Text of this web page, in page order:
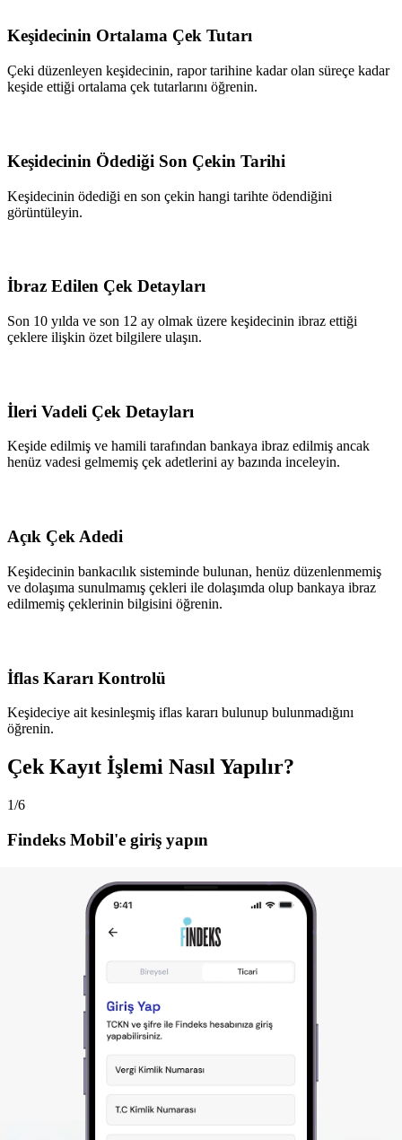
Keşidecinin Ortalama Çek Tutarı
Çeki düzenleyen keşidecinin, rapor tarihine kadar olan süreçe kadar
keşide ettiği ortalama çek tutarlarını öğrenin.
Keşidecinin Ödediği Son Çekin Tarihi
Keşidecinin ödediği en son çekin hangi tarihte ödendiğini
görüntüleyin.
İbraz Edilen Çek Detayları
Son 10 yılda ve son 12 ay olmak üzere keşidecinin ibraz ettiği
çeklere ilişkin özet bilgilere ulaşın.
İleri Vadeli Çek Detayları
Keşide edilmiş ve hamili tarafından bankaya ibraz edilmiş ancak
henüz vadesi gelmemiş çek adetlerini ay bazında inceleyin.
Açık Çek Adedi
Keşidecinin bankacılık sisteminde bulunan, henüz düzenlenmemiş
ve dolaşıma sunulmamış çekleri ile dolaşımda olup bankaya ibraz
edilmemiş çeklerinin bilgisini öğrenin.
İflas Kararı Kontrolü
Keşideciye ait kesinleşmiş iflas kararı bulunup bulunmadığını
öğrenin.
Çek Kayıt İşlemi Nasıl Yapılır?
1/6
Findeks Mobil'e giriş yapın